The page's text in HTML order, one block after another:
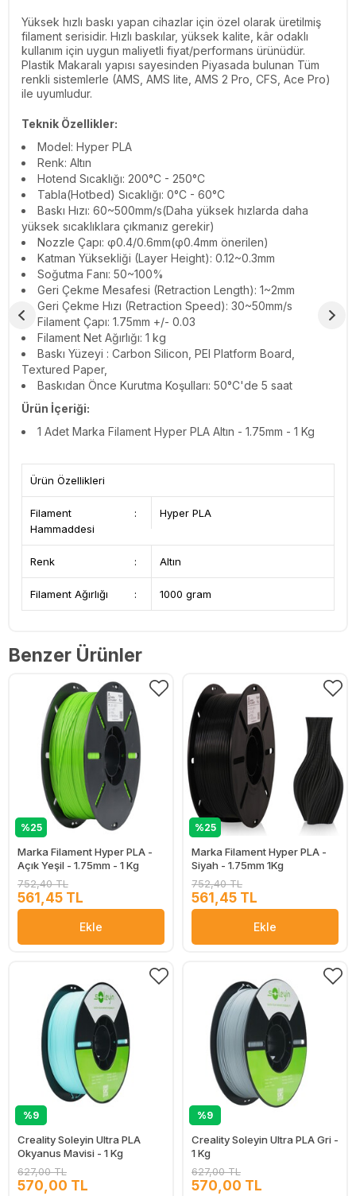
Yüksek hızlı baskı yapan cihazlar için özel olarak üretilmiş
filament serisidir. Hızlı baskılar, yüksek kalite, kâr odaklı
kullanım için uygun maliyetli fiyat/performans ürünüdür.
Plastik Makaralı yapısı sayesinden Piyasada bulunan Tüm
renkli sistemlerle (AMS, AMS lite, AMS 2 Pro, CFS, Ace Pro)
ile uyumludur.
Teknik Özellikler:
Model: Hyper PLA
Renk: Altın
Hotend Sıcaklığı: 200°C - 250°C
Tabla(Hotbed) Sıcaklığı: 0°C - 60°C
Baskı Hızı: 60~500mm/s(Daha yüksek hızlarda daha
yüksek sıcaklıklara çıkmanız gerekir)
Nozzle Çapı: φ0.4/0.6mm(φ0.4mm önerilen)
Katman Yüksekliği (Layer Height): 0.12~0.3mm
Soğutma Fanı: 50~100%
Geri Çekme Mesafesi (Retraction Length): 1~2mm
Geri Çekme Hızı (Retraction Speed): 30~50mm/s
Filament Çapı: 1.75mm +/- 0.03
Filament Net Ağırlığı: 1 kg
Baskı Yüzeyi : Carbon Silicon, PEI Platform Board,
Textured Paper,
Baskıdan Önce Kurutma Koşulları: 50°C'de 5 saat
Ürün İçeriği:
1 Adet Marka Filament Hyper PLA Altın - 1.75mm - 1 Kg
Ürün Özellikleri
Filament
Hammaddesi
: Hyper PLA
Renk : Altın
Filament Ağırlığı : 1000 gram
Benzer Ürünler
%25
Marka Filament Hyper PLA -
Açık Yeşil - 1.75mm - 1 Kg
752,40 TL
561,45 TL
Ekle
%25
Marka Filament Hyper PLA -
Siyah - 1.75mm 1Kg
752,40 TL
561,45 TL
Ekle
%9
Creality Soleyin Ultra PLA
Okyanus Mavisi - 1 Kg
627,00 TL
570,00 TL
%9
Creality Soleyin Ultra PLA Gri -
1 Kg
627,00 TL
570,00 TL